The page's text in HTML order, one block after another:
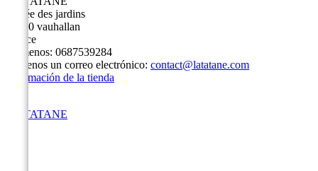
3 allée des jardins
91430 vauhallan
France
Llámenos: 0687539284
Envíenos un correo electrónico: contact@latatane.com
Información de la tienda
LA TATANE